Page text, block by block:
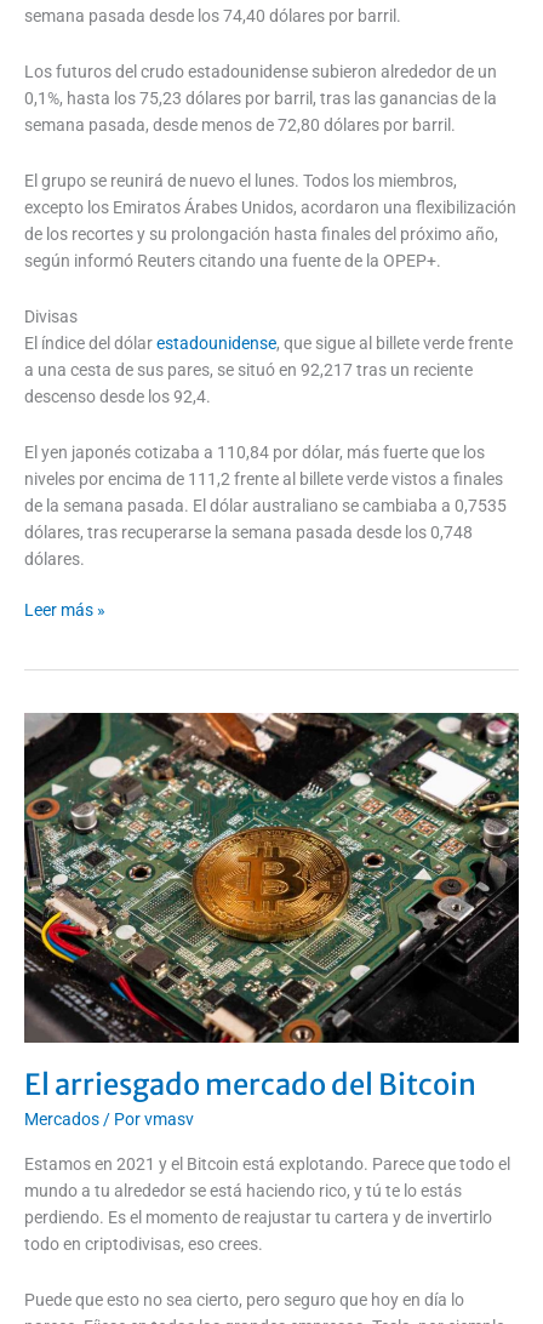
semana pasada desde los 74,40 dólares por barril.
Los futuros del crudo estadounidense subieron alrededor de un
0,1%, hasta los 75,23 dólares por barril, tras las ganancias de la
semana pasada, desde menos de 72,80 dólares por barril.
El grupo se reunirá de nuevo el lunes. Todos los miembros,
excepto los Emiratos Árabes Unidos, acordaron una flexibilización
de los recortes y su prolongación hasta finales del próximo año,
según informó Reuters citando una fuente de la OPEP+.
Divisas
El índice del dólarestadounidense, que sigue al billete verde frente
a una cesta de sus pares, se situó en 92,217 tras un reciente
descenso desde los 92,4.
El yen japonés cotizaba a 110,84 por dólar, más fuerte que los
niveles por encima de 111,2 frente al billete verde vistos a finales
de la semana pasada. El dólar australiano se cambiaba a 0,7535
dólares, tras recuperarse la semana pasada desde los 0,748
dólares.
Leer más »
El arriesgado mercado del Bitcoin
Mercados / Porvmasv
Estamos en 2021 y el Bitcoin está explotando. Parece que todo el
mundo a tu alrededor se está haciendo rico, y tú te lo estás
perdiendo. Es el momento de reajustar tu cartera y de invertirlo
todo en criptodivisas, eso crees.
Puede que esto no sea cierto, pero seguro que hoy en día lo
arriesgado
mercado
del
Bitcoin